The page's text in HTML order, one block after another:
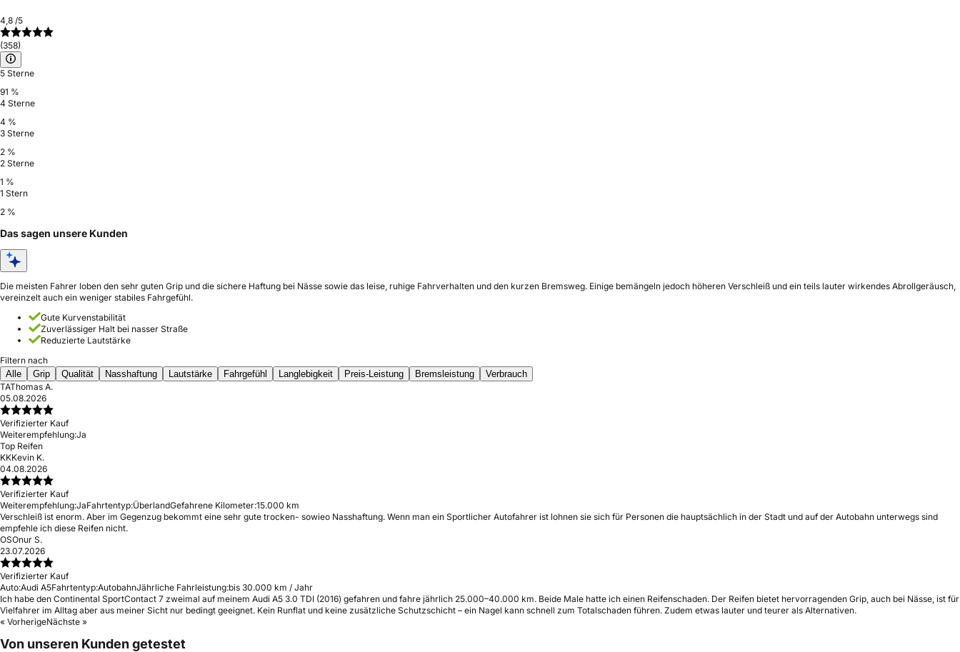
4,8 /5
(358)
5 Sterne
91 %
4 Sterne
4 %
3 Sterne
2 %
2 Sterne
1 %
1 Stern
2 %
Das sagen unsere Kunden
Die meisten Fahrer loben den sehr guten Grip und die sichere Haftung bei Nässe sowie das leise, ruhige Fahrverhalten und den kurzen Bremsweg. Einige bemängeln jedoch höheren Verschleiß und ein teils lauter wirkendes Abrollgeräusch,
vereinzelt auch ein weniger stabiles Fahrgefühl.
Gute Kurvenstabilität
Zuverlässiger Halt bei nasser Straße
Reduzierte Lautstärke
Filtern nach
Alle
Grip Qualität Nasshaftung Lautstärke Fahrgefühl Langlebigkeit Preis-Leistung Bremsleistung
Verbrauch
TAThomas A.
05.08.2026
Verifizierter Kauf
Weiterempfehlung:Ja
Top Reifen
KKKevin K.
04.08.2026
Verifizierter Kauf
Weiterempfehlung:JaFahrtentyp:ÜberlandGefahrene Kilometer:15.000 km
Verschleiß ist enorm. Aber im Gegenzug bekommt eine sehr gute trocken- sowieo Nasshaftung. Wenn man ein Sportlicher Autofahrer ist lohnen sie sich für Personen die hauptsächlich in der Stadt und auf der Autobahn unterwegs sind
empfehle ich diese Reifen nicht.
OSOnur S.
23.07.2026
Verifizierter Kauf
Auto:Audi A5Fahrtentyp:AutobahnJährliche Fahrleistung:bis 30.000 km / Jahr
Ich habe den Continental SportContact 7 zweimal auf meinem Audi A5 3.0 TDI (2016) gefahren und fahre jährlich 25.000–40.000 km. Beide Male hatte ich einen Reifenschaden. Der Reifen bietet hervorragenden Grip, auch bei Nässe, ist für
Vielfahrer im Alltag aber aus meiner Sicht nur bedingt geeignet. Kein Runflat und keine zusätzliche Schutzschicht – ein Nagel kann schnell zum Totalschaden führen. Zudem etwas lauter und teurer als Alternativen.
« VorherigeNächste »
Von unseren Kunden getestet